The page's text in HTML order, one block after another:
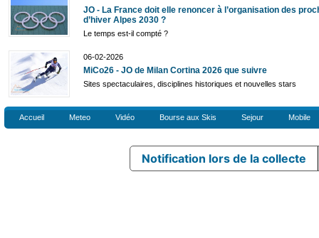
JO - La France doit elle renoncer à l’organisation des
d’hiver Alpes 2030 ?
Le temps est-il compté ?
06-02-2026
MiCo26 - JO de Milan Cortina 2026 que suivre
Sites spectaculaires, disciplines historiques et nouvelles stars
Accueil Meteo Vidéo Bourse aux Skis Sejour Mobile
Notification lors de la collecte